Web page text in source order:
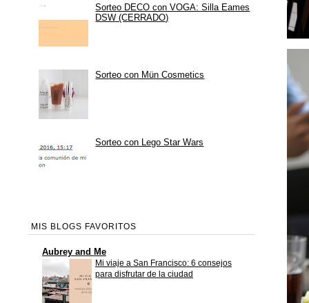
Sorteo DECO con VOGA: Silla Eames
DSW (CERRADO)
Sorteo con Mün Cosmetics
Sorteo con Lego Star Wars
MIS BLOGS FAVORITOS
Aubrey and Me
Mi viaje a San Francisco: 6 consejos
para disfrutar de la ciudad